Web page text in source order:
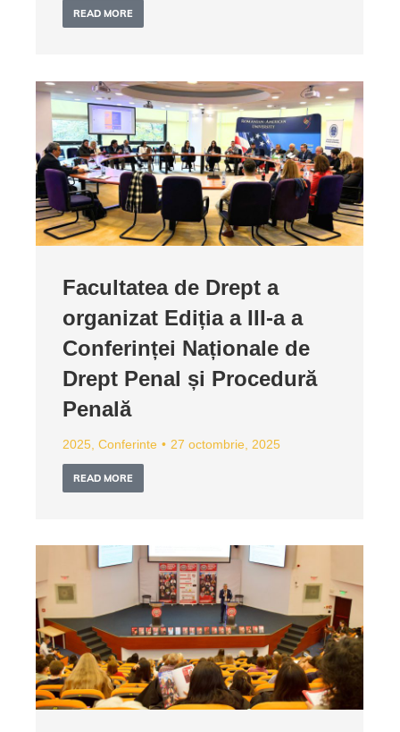
READ MORE
Facultatea de Drept a
organizat Ediția a III-a a
Conferinței Naționale de
Drept Penal și Procedură
Penală
2025 Conferinte 27 octombrie, 2025
READ MORE